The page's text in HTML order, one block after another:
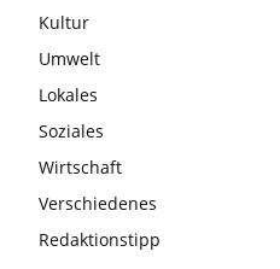
Kultur
Umwelt
Lokales
Soziales
Wirtschaft
Verschiedenes
Redaktionstipp